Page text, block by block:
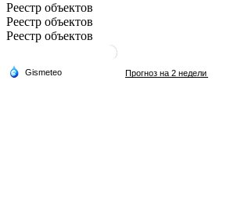
Реестр объектов
Реестр объектов
Реестр объектов